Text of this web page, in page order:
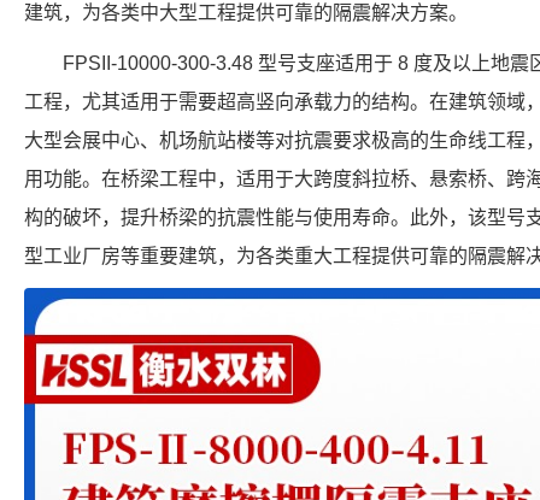
建筑，为各类中大型工程提供可靠的隔震解决方案。
FPSII-10000-300-3.48 型号支座适用于 8 度及以上地
工程，尤其适用于需要超高竖向承载力的结构。在建筑领域
大型会展中心、机场航站楼等对抗震要求极高的生命线工程
用功能。在桥梁工程中，适用于大跨度斜拉桥、悬索桥、跨
构的破坏，提升桥梁的抗震性能与使用寿命。此外，该型号
型工业厂房等重要建筑，为各类重大工程提供可靠的隔震解